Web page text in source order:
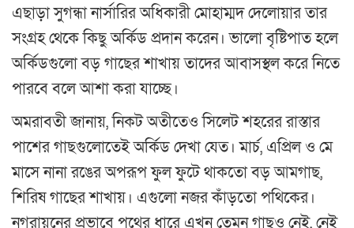
এছাড়া সুগন্ধা নার্সারির অধিকারী মোহাম্মদ দেলোয়ার তার
সংগ্রহ থেকে কিছু অর্কিড প্রদান করেন। ভালো বৃষ্টিপাত হলে
অর্কিডগুলো বড় গাছের শাখায় তাদের আবাসস্থল করে নিতে
পারবে বলে আশা করা যাচ্ছে।
অমরাবতী জানায়, নিকট অতীতেও সিলেট শহরের রাস্তার
পাশের গাছগুলোতেই অর্কিড দেখা যেত। মার্চ, এপ্রিল ও মে
মাসে নানা রঙের অপরূপ ফুল ফুটে থাকতো বড় আমগাছ,
শিরিষ গাছের শাখায়। এগুলো নজর কাঁড়তো পথিকের।
নগরায়নের প্রভাবে পথের ধারে এখন তেমন গাছও নেই, নেই